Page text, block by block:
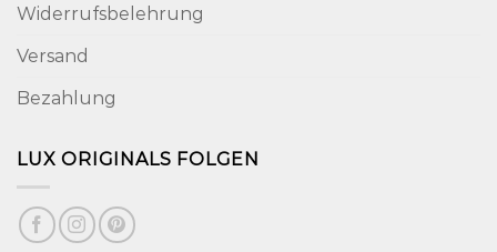
Widerrufsbelehrung
Versand
Bezahlung
LUX ORIGINALS FOLGEN